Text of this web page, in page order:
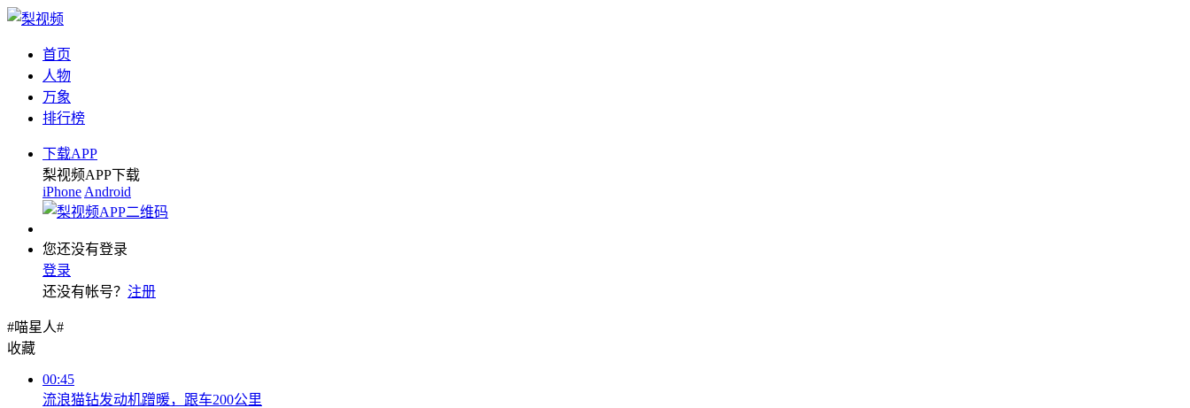
首页
人物
万象
排行榜
下载APP
梨视频APP下载
iPhone Android
您还没有登录
登录
还没有帐号？ 注册
#喵星人#
收藏
00:45
流浪猫钻发动机蹭暖，跟车200公里